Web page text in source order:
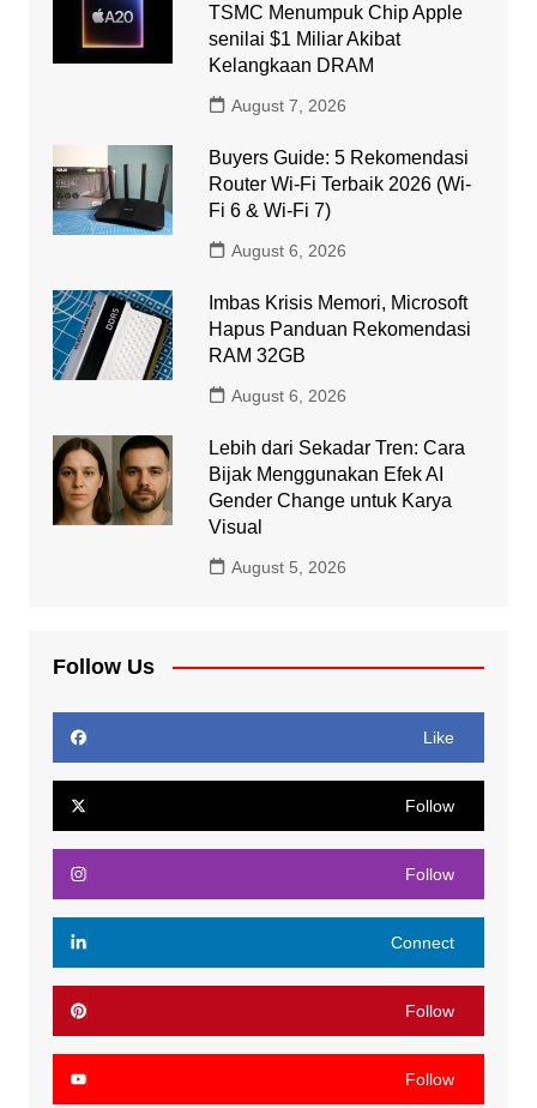
TSMC Menumpuk Chip Apple
senilai $1 Miliar Akibat
Kelangkaan DRAM
August 7, 2026
Buyers Guide: 5 Rekomendasi
Router Wi-Fi Terbaik 2026 (Wi-
Fi 6 & Wi-Fi 7)
August 6, 2026
Imbas Krisis Memori, Microsoft
Hapus Panduan Rekomendasi
RAM 32GB
August 6, 2026
Lebih dari Sekadar Tren: Cara
Bijak Menggunakan Efek AI
Gender Change untuk Karya
Visual
August 5, 2026
Follow Us
Like
Follow
Follow
Connect
Follow
Follow